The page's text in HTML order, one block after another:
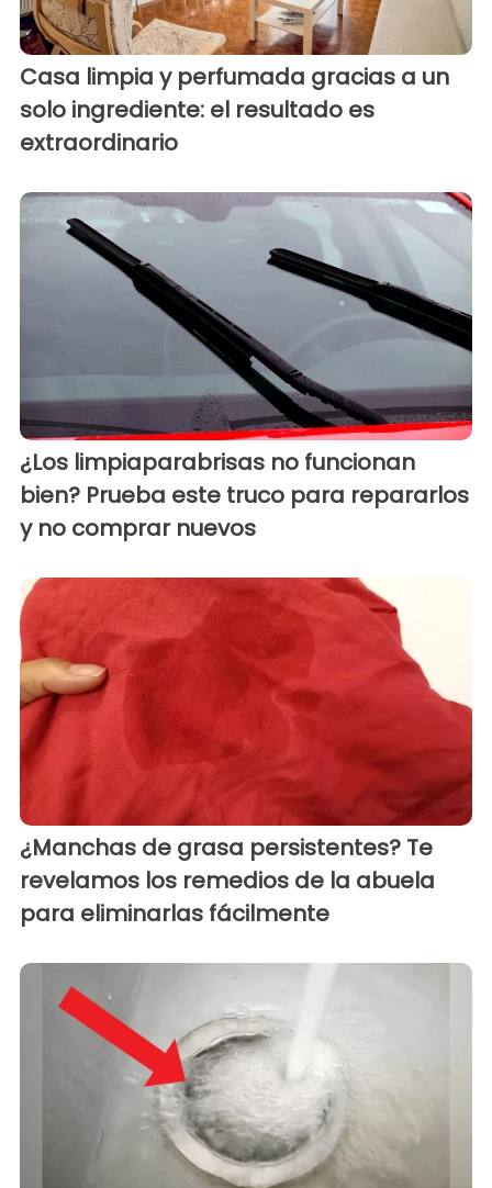
Casa limpia y perfumada gracias a un
solo ingrediente: el resultado es
extraordinario
¿Los limpiaparabrisas no funcionan
bien? Prueba este truco para repararlos
y no comprar nuevos
¿Manchas de grasa persistentes? Te
revelamos los remedios de la abuela
para eliminarlas fácilmente